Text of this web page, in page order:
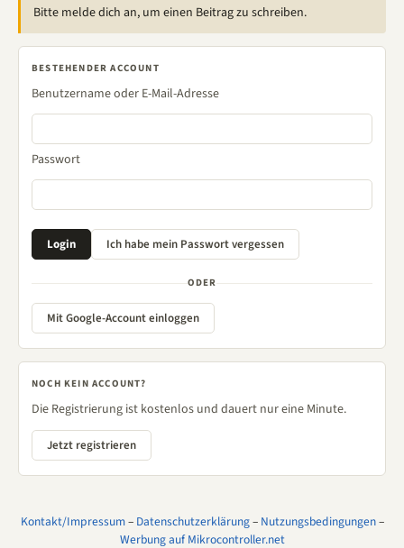
Bitte melde dich an, um einen Beitrag zu schreiben.
BESTEHENDER ACCOUNT
Benutzername oder E-Mail-Adresse
Passwort
ODER
Mit Google-Account einloggen
NOCH KEIN ACCOUNT?
Die Registrierung ist kostenlos und dauert nur eine Minute.
Jetzt registrieren
Kontakt/Impressum– Datenschutzerklärung– Nutzungsbedingungen–
Werbung auf Mikrocontroller.net